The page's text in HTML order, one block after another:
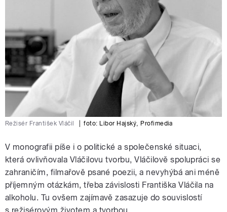
Režisér František Vláčil foto: Libor Hajský, Profimedia
V monografii píše i o politické a společenské situaci,
která ovlivňovala Vláčilovu tvorbu, Vláčilově spolupráci se
zahraničím, filmařově psané poezii, a nevyhýbá ani méně
příjemným otázkám, třeba závislosti Františka Vláčila na
alkoholu. Tu ovšem zajímavě zasazuje do souvislostí